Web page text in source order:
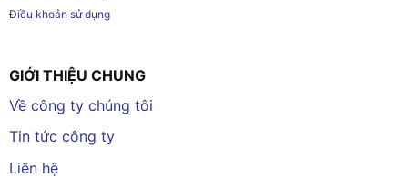
Điều khoản sử dụng
GIỚI THIỆU CHUNG
Về công ty chúng tôi
Tin tức công ty
Liên hệ